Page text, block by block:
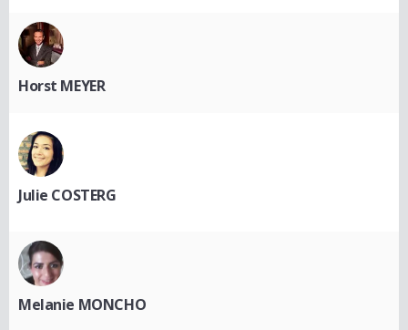
Horst MEYER
Julie COSTERG
Melanie MONCHO